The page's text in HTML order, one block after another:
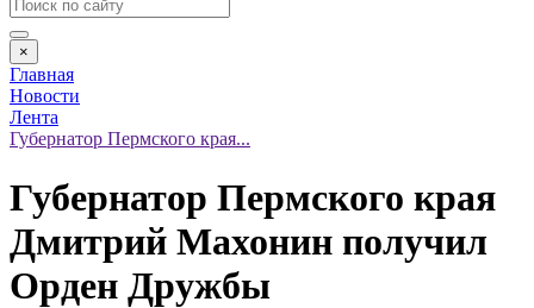
×
Главная
Новости
Лента
Губернатор Пермского края...
Губернатор Пермского края
Дмитрий Махонин получил
Орден Дружбы